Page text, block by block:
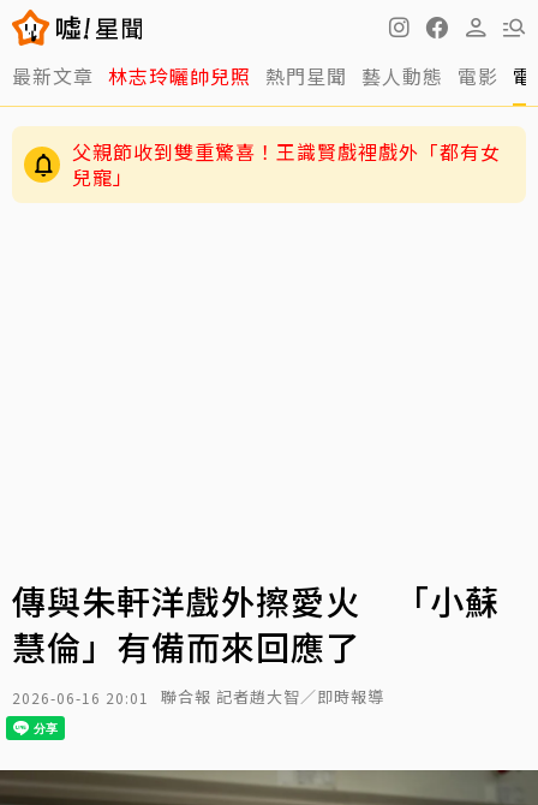
最新文章 林志玲曬帥兒照 熱門星聞 藝人動態 電影
父親節收到雙重驚喜！王識賢戲裡戲外「都有女
兒寵」
傳與朱軒洋戲外擦愛火 「小蘇
慧倫」有備而來回應了
2026-06-16 20:01 聯合報 記者趙大智／即時報導